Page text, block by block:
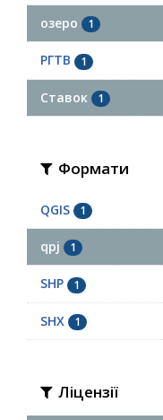
озеро 1
РГТВ 1
Ставок 1
Формати
QGIS 1
qpj 1
SHP 1
SHX 1
Ліцензії